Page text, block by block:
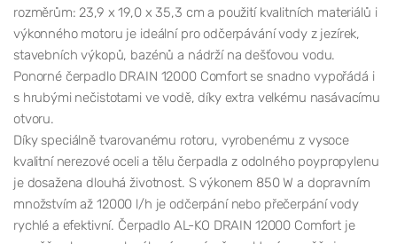
rozměrům: 23,9 x 19,0 x 35,3 cm a použití kvalitních materiálů i
výkonného motoru je ideální pro odčerpávání vody z jezírek,
stavebních výkopů, bazénů a nádrží na dešťovou vodu.
Ponorné čerpadlo DRAIN 12000 Comfort se snadno vypořádá i
s hrubými nečistotami ve vodě, díky extra velkému nasávacímu
otvoru.
Díky speciálně tvarovanému rotoru, vyrobenému z vysoce
kvalitní nerezové oceli a tělu čerpadla z odolného poypropylenu
je dosažena dlouhá životnost. S výkonem 850 W a dopravním
množstvím až 12000 l/h je odčerpání nebo přečerpání vody
rychlé a efektivní. Čerpadlo AL-KO DRAIN 12000 Comfort je